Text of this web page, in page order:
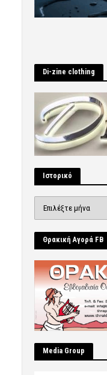
Di-zine clothing
Ιστορικό
Θρακική Αγορά FB
Μedia Group